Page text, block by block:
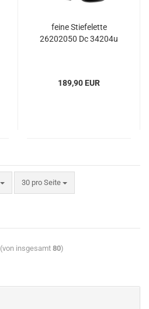
feine Stiefelette
26202050 Dc 34204u
189,90 EUR
30 pro Seite
(von insgesamt 80)